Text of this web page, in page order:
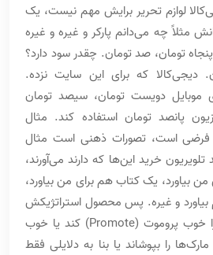
لوازم تحریر برایش مهم نیست، یک
مثلاً چه می‌دانم پارکر و غیره و غیره
تومان، صد تومان. چقدر سود دارد؟
دیجی‌کالا که برای این سایت نزده.
موبایل دویست تومان، سیصد تومان
پانصد تومان استفاده کند. مثال
فرضی است، تصورات ذهنی است مثال
خرید این‌ها که دارند می‌آورند،
بیاورد، یک کتاب هم برای من بیاورد،
و غیره. پس محصول استراتژیکش
نیست یا بلد نیست آن را خوب پروموت (Promote) کند یا خوب
را بپوشاند یا بنا به دلایلی فقط